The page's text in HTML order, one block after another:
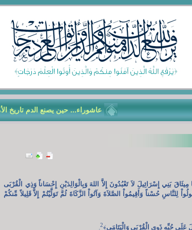
عاشوراء... حين يصنع الدم تاريخ الأمّة
مِيثَاقَ بَنِي إِسْرَائِيلَ لاَ تَعْبُدُونَ إِلاَّ اللهَ وَبِالْوَالِدَيْنِ إِحْسَاناً وَذِي الْقُرْبَى
لِلنَّاسِ حُسْناً وَأَقِيمُواْ الصَّلاَةَ وَآتُواْ الزَّكَاةَ ثُمَّ تَوَلَّيْتُمْ إِلاَّ قَلِيلاً مِّنكُمْ
عَلَى حُبِّهِ ذَوِي الْقُرْبَى وَالْيَتَامَى﴾2
.